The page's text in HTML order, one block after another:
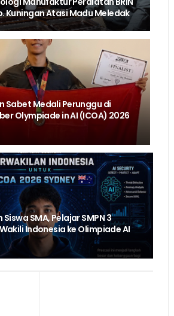
Kuningan Atasi Madu Meledak
Sabet Medali Perunggu di
Olympiade in AI (ICOA) 2026
SMA, Pelajar SMPN 3
Indonesia ke Olimpiade AI